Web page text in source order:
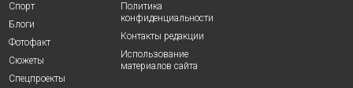
Спорт
Блоги
Фотофакт
Сюжеты
Спецпроекты
Политика
конфиденциальности
Контакты редакции
Использование
материалов сайта